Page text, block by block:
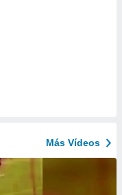
Más Vídeos